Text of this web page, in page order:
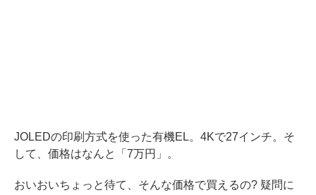
JOLEDの印刷方式を使った有機EL。4Kで27インチ。そ
して、価格はなんと「7万円」。
おいおいちょっと待て、そんな価格で買えるの? 疑問に